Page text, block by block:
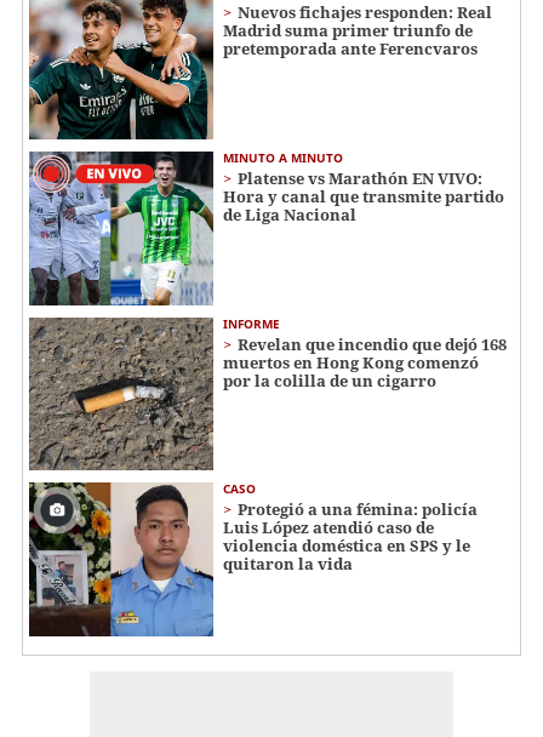
Nuevos fichajes responden: Real
Madrid suma primer triunfo de
pretemporada ante Ferencvaros
MINUTO A MINUTO
Platense vs Marathón EN VIVO:
Hora y canal que transmite partido
de Liga Nacional
INFORME
Revelan que incendio que dejó 168
muertos en Hong Kong comenzó
por la colilla de un cigarro
CASO
Protegió a una fémina: policía
Luis López atendió caso de
violencia doméstica en SPS y le
quitaron la vida